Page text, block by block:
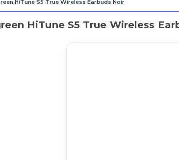
HiTune S5 True Wireless Earbuds Noir
HiTune S5 True Wireless